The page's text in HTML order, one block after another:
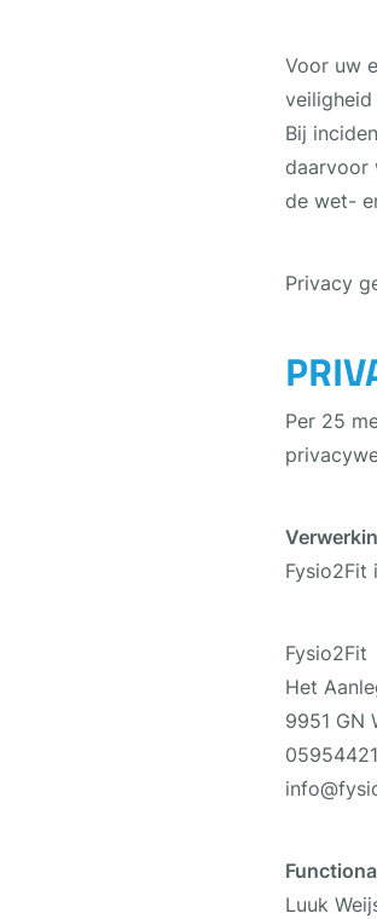
Voor uw
veiligheid
Bij
daarvoor
de wet-
Privacy
Per 25
Fysio2Fit
Fysio2Fit
Het
9951 GN
Luuk